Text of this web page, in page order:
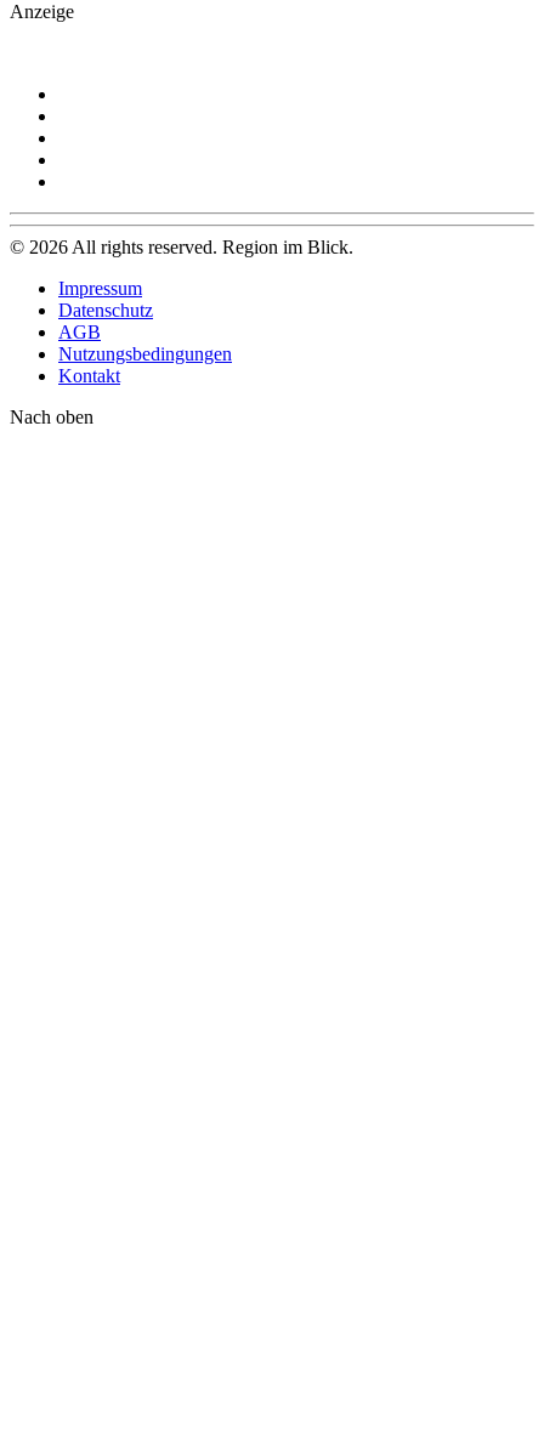
Anzeige
© 2026 All rights reserved. Region im Blick.
Impressum
Datenschutz
AGB
Nutzungsbedingungen
Kontakt
Nach oben